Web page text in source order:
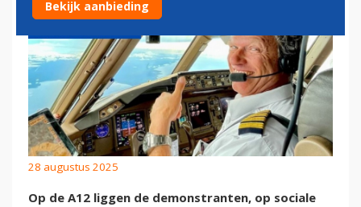
28 augustus 2025
Op de A12 liggen de demonstranten, op sociale
Bekijk aanbieding